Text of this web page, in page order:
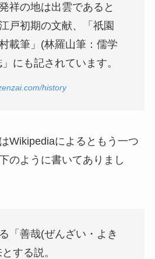
祥の地は出雲であると
戸初期の文献、「祇園
載筆」(林羅山筆：儒学
にも記されています。
history
Wikipediaによるともう一つ
のように書いてありまし
「善哉(ぜんざい・よき
する説。